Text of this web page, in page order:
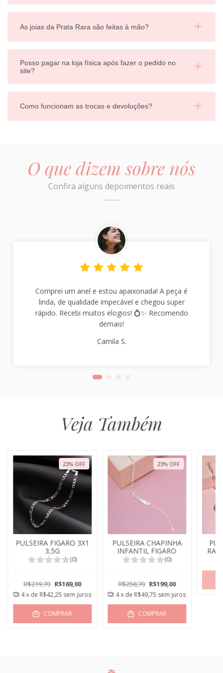
As joias da Prata Rara são feitas à mão?
Posso pagar na loja física após fazer o pedido no
site?
Como funcionam as trocas e devoluções?
O que dizem sobre nós
Confira alguns depoimentos reais
Comprei um anel e estou apaixonada! A peça é
linda, de qualidade impecável e chegou super
rápido. Recebi muitos elogios! 💍✨ Recomendo
demais!
Camila S.
Veja Também
23% OFF
PULSEIRA FIGARO 3X1
3,5G
(0)
R$219,70 R$169,00
4x de R$42,25 sem juros
COMPRAR
23% OFF
PULSEIRA CHAPINHA
INFANTIL FIGARO
(0)
R$258,70 R$199,00
4x de R$49,75 sem juros
COMPRAR